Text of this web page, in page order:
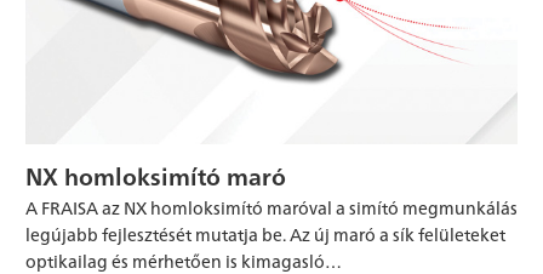
NX homloksimító maró
A FRAISA az NX homloksimító maróval a simító megmunkálás
legújabb fejlesztését mutatja be. Az új maró a sík felületeket
optikailag és mérhetően is kimagasló…